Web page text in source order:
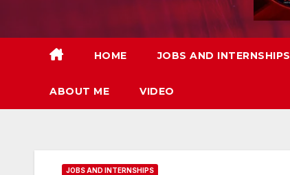
HOME JOBS AND INTERNSHIPS
ABOUT ME VIDEO
JOBS AND INTERNSHIPS